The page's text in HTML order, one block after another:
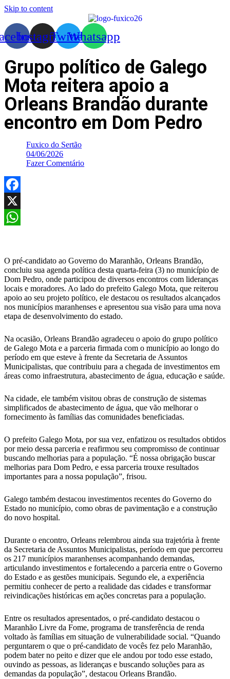
Skip to content
InstagramTwitterWhatsapp
Grupo político de Galego
Mota reitera apoio a
Orleans Brandão durante
encontro em Dom Pedro
Fuxico do Sertão
04/06/2026
Fazer Comentário
Facebook
X
O pré-candidato ao Governo do Maranhão, Orleans Brandão,
concluiu sua agenda política desta quarta-feira (3) no município de
Dom Pedro, onde participou de diversos encontros com lideranças
locais e moradores. Ao lado do prefeito Galego Mota, que reiterou
apoio ao seu projeto político, ele destacou os resultados alcançados
nos municípios maranhenses e apresentou sua visão para uma nova
etapa de desenvolvimento do estado.
Na ocasião, Orleans Brandão agradeceu o apoio do grupo político
de Galego Mota e a parceria firmada com o município ao longo do
período em que esteve à frente da Secretaria de Assuntos
Municipalistas, que contribuiu para a chegada de investimentos em
áreas como infraestrutura, abastecimento de água, educação e saúde.
Na cidade, ele também visitou obras de construção de sistemas
simplificados de abastecimento de água, que vão melhorar o
fornecimento às famílias das comunidades beneficiadas.
O prefeito Galego Mota, por sua vez, enfatizou os resultados obtidos
por meio dessa parceria e reafirmou seu compromisso de continuar
buscando melhorias para a população. “É nossa obrigação buscar
melhorias para Dom Pedro, e essa parceria trouxe resultados
importantes para a nossa população”, frisou.
Galego também destacou investimentos recentes do Governo do
Estado no município, como obras de pavimentação e a construção
do novo hospital.
Durante o encontro, Orleans relembrou ainda sua trajetória à frente
da Secretaria de Assuntos Municipalistas, período em que percorreu
os 217 municípios maranhenses acompanhando demandas,
articulando investimentos e fortalecendo a parceria entre o Governo
do Estado e as gestões municipais. Segundo ele, a experiência
permitiu conhecer de perto a realidade das cidades e transformar
reivindicações históricas em ações concretas para a população.
Entre os resultados apresentados, o pré-candidato destacou o
Maranhão Livre da Fome, programa de transferência de renda
voltado às famílias em situação de vulnerabilidade social. “Quando
perguntarem o que o pré-candidato de vocês fez pelo Maranhão,
podem bater no peito e dizer que ele andou por todo esse estado,
ouvindo as pessoas, as lideranças e buscando soluções para as
demandas da população”, destacou Orleans Brandão.